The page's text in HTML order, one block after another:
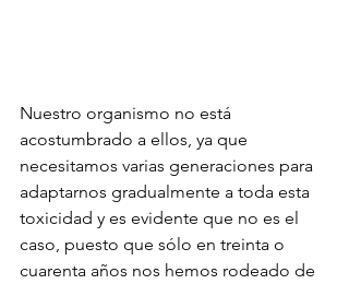
Nuestro organismo no está
acostumbrado a ellos, ya que
necesitamos varias generaciones para
adaptarnos gradualmente a toda esta
toxicidad y es evidente que no es el
caso, puesto que sólo en treinta o
cuarenta años nos hemos rodeado de